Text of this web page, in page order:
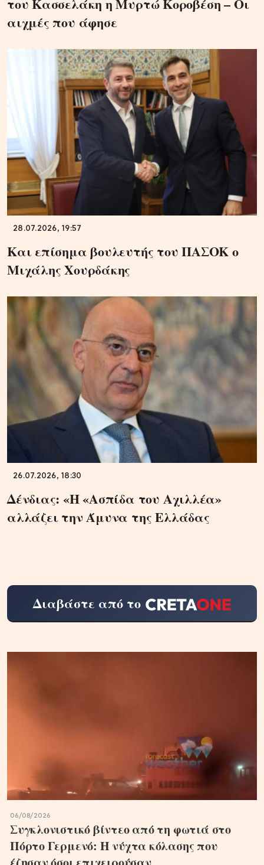
αιχμές που άφησε
28.07.2026, 19:57
Και επίσημα βουλευτής του ΠΑΣΟΚ ο
Μιχάλης Χουρδάκης
26.07.2026, 18:30
Δένδιας: «Η «Ασπίδα του Αχιλλέα»
αλλάζει την Άμυνα της Ελλάδας
Διαβάστε από το
06/08/2026
Συγκλονιστικό βίντεο από τη φωτιά στο
Πόρτο Γερμενό: Η νύχτα κόλασης που